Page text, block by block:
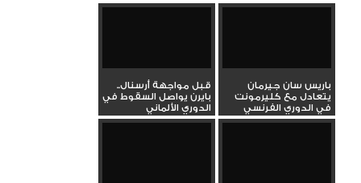
باريس سان جيرمان
يتعادل مع كليرمونت
في الدوري الفرنسي
الممتاز
قبل مواجهة أرسنال..
بايرن يواصل السقوط في
الدوري الألماني